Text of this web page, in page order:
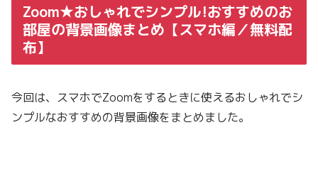
Zoom★おしゃれでシンプル!おすすめのお
部屋の背景画像まとめ【スマホ編／無料配
布】
今回は、スマホでZoomをするときに使えるおしゃれでシ
ンプルなおすすめの背景画像をまとめました。